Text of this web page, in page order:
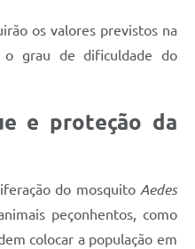
os valores previstos na
o grau de dificuldade do
e proteção da
do mosquito Aedes
peçonhentos, como
colocar a população em